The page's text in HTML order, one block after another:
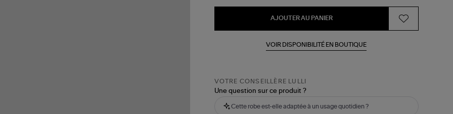
AJOUTER AU PANIER
VOIR DISPONIBILITÉ EN BOUTIQUE
VOTRE CONSEILLÈRE LULLI
Une question sur ce produit ?
Cette robe est-elle adaptée à un usage quotidien ?